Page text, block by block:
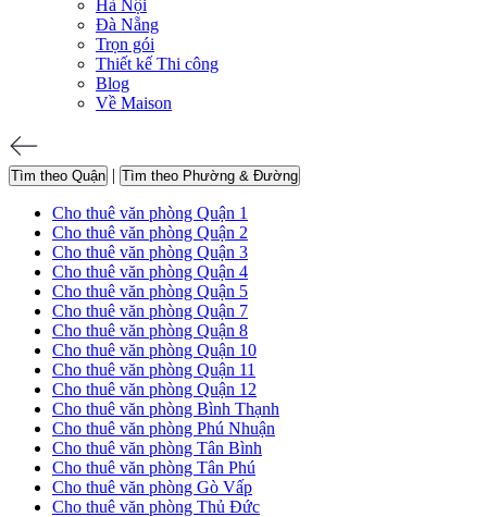
Hà Nội
Đà Nẵng
Trọn gói
Thiết kế Thi công
Blog
Về Maison
Tìm theo Quận | Tìm theo Phường & Đường
Cho thuê văn phòng Quận 1
Cho thuê văn phòng Quận 2
Cho thuê văn phòng Quận 3
Cho thuê văn phòng Quận 4
Cho thuê văn phòng Quận 5
Cho thuê văn phòng Quận 7
Cho thuê văn phòng Quận 8
Cho thuê văn phòng Quận 10
Cho thuê văn phòng Quận 11
Cho thuê văn phòng Quận 12
Cho thuê văn phòng Bình Thạnh
Cho thuê văn phòng Phú Nhuận
Cho thuê văn phòng Tân Bình
Cho thuê văn phòng Tân Phú
Cho thuê văn phòng Gò Vấp
Cho thuê văn phòng Thủ Đức